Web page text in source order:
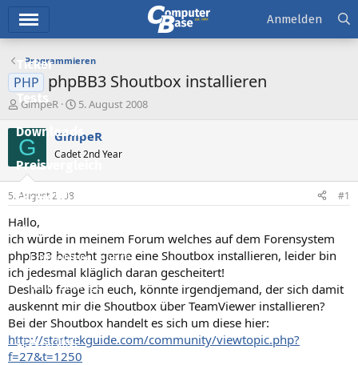
Ticker
Tests
Downloads
Preisvergleich
Forum
Aktuelles
Empfohlene Inhalte
Neue Beiträge
Neueste Aktivitäten
Leserartikel
Anmelden
Programmieren
PHP phpBB3 Shoutbox installieren
E
s
t
e
l
e
r
GimpeR
E
s
t
e
t
5. August 2008
G GimpeR
Cadet 2nd Year
5. August 2008 #1
Hallo,
ich würde in meinem Forum welches auf dem Forensystem
phpBB3 besteht gerne eine Shoutbox installieren, leider bin
ich jedesmal kläglich daran gescheitert!
Deshalb frage ich euch, könnte irgendjemand, der sich damit
auskennt mir die Shoutbox über TeamViewer installieren?
Bei der Shoutbox handelt es sich um diese hier:
http://startrekguide.com/community/viewtopic.php?
f=27&t=1250